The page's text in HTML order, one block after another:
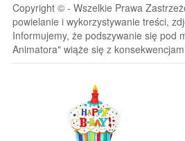
Copyright © - Wszelkie Prawa
powielanie i wykorzystywanie treści,
Informujemy, że podszywanie się pod
Animatora" wiąże się z